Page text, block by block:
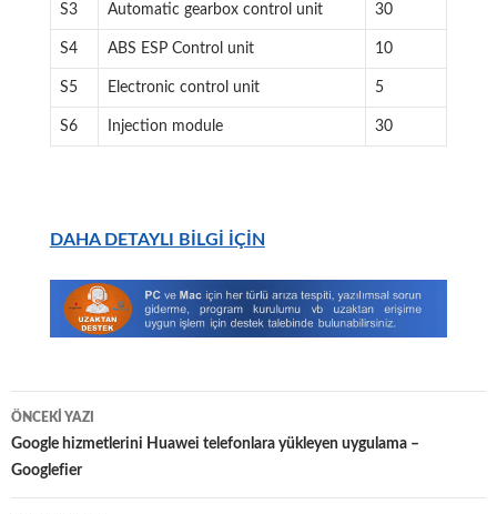
S3 Automatic gearbox control unit 30
S4 ABS ESP Control unit 10
S5 Electronic control unit 5
S6 Injection module 30
DAHA DETAYLI BİLGİ İÇİN
Yazı
dolaşımı
ÖNCEKI YAZI
Google hizmetlerini Huawei telefonlara yükleyen uygulama –
Googlefier